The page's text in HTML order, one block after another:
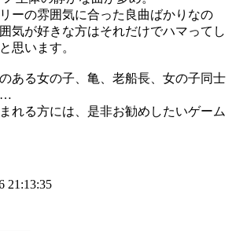
ーの雰囲気に合った良曲ばかりなの
気が好きな方はそれだけでハマってし
思います。
ある女の子、亀、老船長、女の子同士
れる方には、是非お勧めしたいゲーム
21:13:35